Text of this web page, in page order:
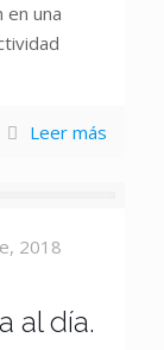
en una
Leer más
2018
al día.